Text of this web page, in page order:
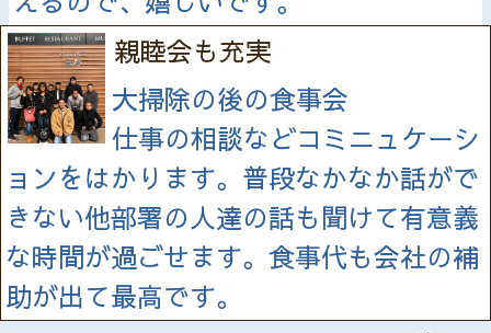
親睦会も充実
大掃除の後の食事会
仕事の相談などコミニュケーシ
ョンをはかります。普段なかなか話がで
きない他部署の人達の話も聞けて有意義
な時間が過ごせます。食事代も会社の補
助が出て最高です。